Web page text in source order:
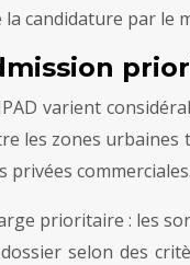
candidature par le
varient
les zones
privées commerciales.
prioritaire : les
selon des